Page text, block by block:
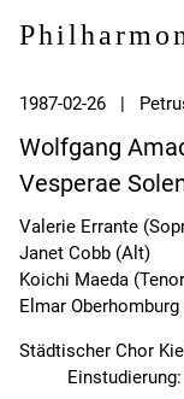
1987-02-26 |
Wolfgang
Vesperae
Valerie Errante
Janet Cobb (Alt)
Koichi Maeda
Elmar
Städtischer Chor Kiel